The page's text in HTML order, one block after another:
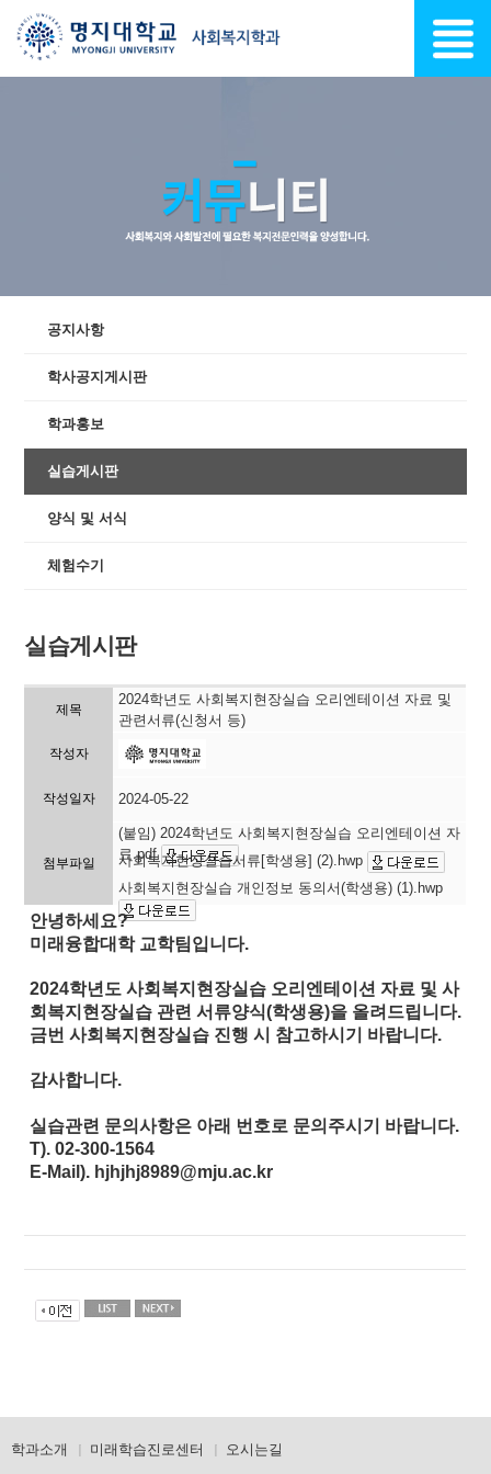
공지사항
학사공지게시판
학과홍보
실습게시판
양식 및 서식
체험수기
실습게시판
제목
2024학년도 사회복지현장실습 오리엔테이션 자료 및
관련서류(신청서 등)
작성자
작성일자 2024-05-22
첨부파일
(붙임) 2024학년도 사회복지현장실습 오리엔테이션 자
료.pdf
사회복지현장실습서류[학생용] (2).hwp
사회복지현장실습 개인정보 동의서(학생용) (1).hwp
안녕하세요?
미래융합대학 교학팀입니다.
2024학년도 사회복지현장실습 오리엔테이션 자료 및 사
회복지현장실습 관련 서류양식(학생용)을 올려드립니다.
금번 사회복지현장실습 진행 시 참고하시기 바랍니다.
감사합니다.
실습관련 문의사항은 아래 번호로 문의주시기 바랍니다.
T). 02-300-1564
E-Mail). hjhjhj8989@mju.ac.kr
학과소개 미래학습진로센터 오시는길